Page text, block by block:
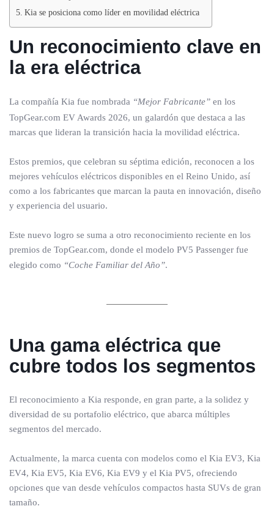
Kia se posiciona como líder en movilidad eléctrica
Un reconocimiento clave en
la era eléctrica
La compañía Kia fue nombrada “Mejor Fabricante” en los
TopGear.com EV Awards 2026, un galardón que destaca a las
marcas que lideran la transición hacia la movilidad eléctrica.
Estos premios, que celebran su séptima edición, reconocen a los
mejores vehículos eléctricos disponibles en el Reino Unido, así
como a los fabricantes que marcan la pauta en innovación, diseño
y experiencia del usuario.
Este nuevo logro se suma a otro reconocimiento reciente en los
premios de TopGear.com, donde el modelo PV5 Passenger fue
elegido como “Coche Familiar del Año”.
Una gama eléctrica que
cubre todos los segmentos
El reconocimiento a Kia responde, en gran parte, a la solidez y
diversidad de su portafolio eléctrico, que abarca múltiples
segmentos del mercado.
Actualmente, la marca cuenta con modelos como el Kia EV3, Kia
EV4, Kia EV5, Kia EV6, Kia EV9 y el Kia PV5, ofreciendo
opciones que van desde vehículos compactos hasta SUVs de gran
tamaño.